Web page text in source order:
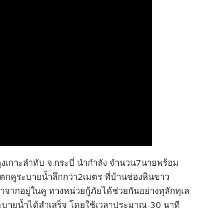
กาะลำทับ จ.กระบี่ นำกำลัง จำนวน7นายพร้อม
กคูระบายน้ำลึกกว่า2เมตร ที่บ้านช่องหินขาว
ากอยู่ในคู ทางหน่วยกู้ภัยได้ช่วยกันอย่างทุลักทุเล
ายน้ำได้สำเสร็จ โดยใช้เวลาประมาณ-30 นาที